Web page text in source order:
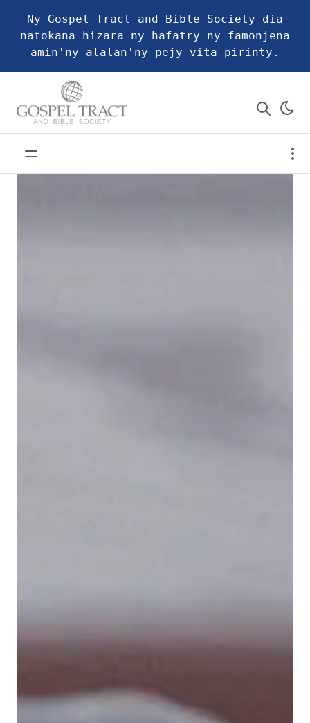
Ny Gospel Tract and Bible Society dia
natokana hizara ny hafatry ny famonjena
amin'ny alalan'ny pejy vita pirinty.